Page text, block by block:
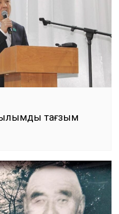
тағзым